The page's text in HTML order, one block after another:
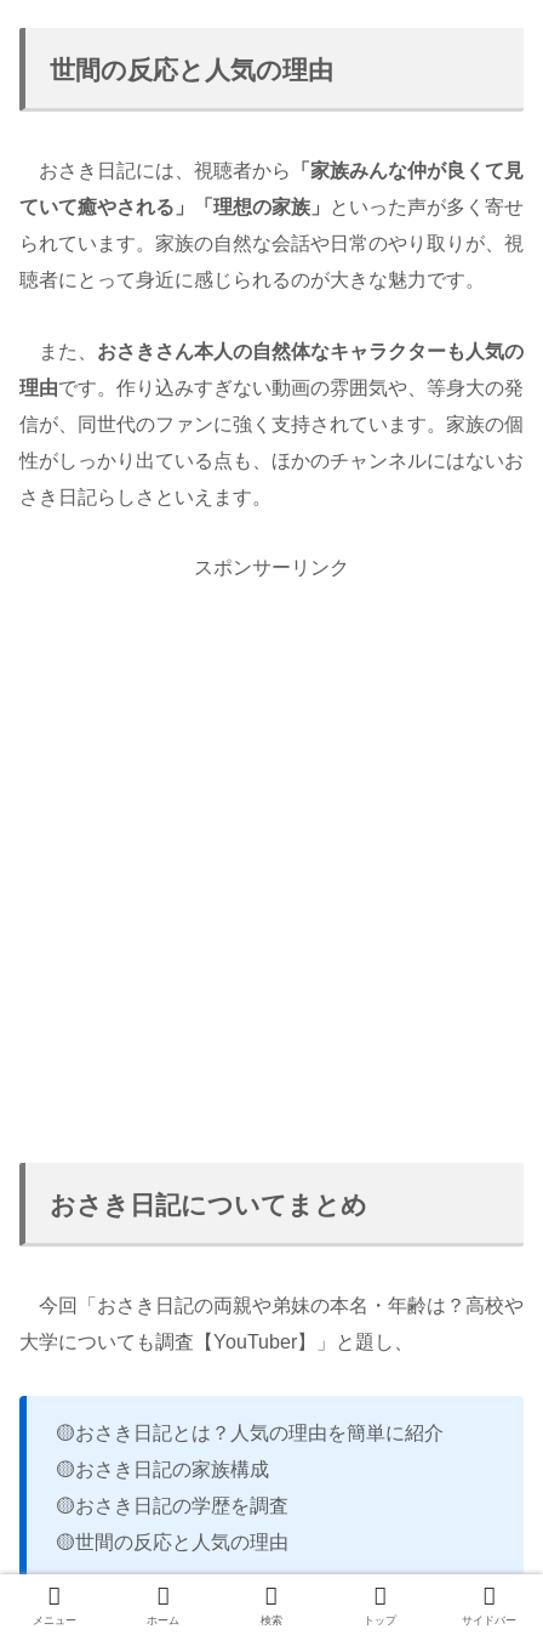
世間の反応と人気の理由
おさき日記には、視聴者から
「家族みんな仲が良くて見
ていて癒やされる」「理想の家族」
といった声が多く寄せ
られています。家族の自然な会話や日常のやり取りが、視
聴者にとって身近に感じられるのが大きな魅力です。
また、 おさきさん本人の自然体なキャラクターも人気の
理由です。作り込みすぎない動画の雰囲気や、等身大の発
信が、同世代のファンに強く支持されています。家族の個
性がしっかり出ている点も、ほかのチャンネルにはないお
さき日記らしさといえます。
スポンサーリンク
おさき日記についてまとめ
今回「おさき日記の両親や弟妹の本名・年齢は？高校や
大学についても調査【YouTuber】」と題し、
🟡おさき日記とは？人気の理由を簡単に紹介
🟡おさき日記の家族構成
🟡おさき日記の学歴を調査
🟡世間の反応と人気の理由
メニュー ホーム 検索 トップ サイドバー